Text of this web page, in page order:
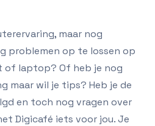
maar nog
problemen op te lossen op
of laptop? Of heb je nog
maar wil je tips? Heb je de
en toch nog vragen over
Digicafé iets voor jou. Je